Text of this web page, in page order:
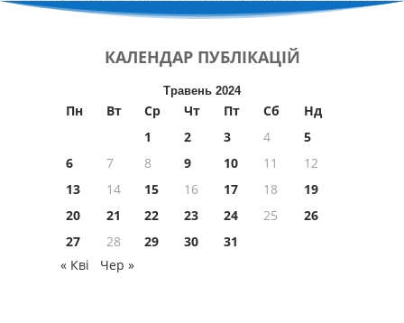
КАЛЕНДАР ПУБЛІКАЦІЙ
Травень 2024
Пн Вт Ср Чт Пт Сб
Нд
1
2 3 4
5
6
7 8 9 10 11
12
13
14 15 16 17 18
19
20
21 22 23 24 25
26
27
28 29 30
31
« Кві
Чер »